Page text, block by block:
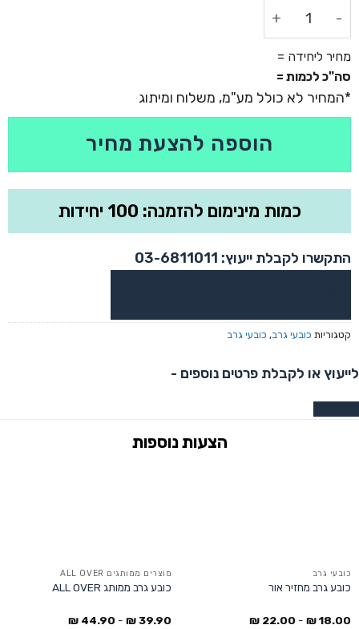
סה"כ לכמות =
מחיר ליחידה =
הוספה להצעת מחיר
כמות מינימום להזמנה: 100 יחידות
התקשרו לקבלת ייעוץ: 03-6811011
קטגוריות כובעי גרב, כובעי גרב
לייעוץ או לקבלת פרטים נוספים -
כובעי גרב
כובע גרב מחזיר אור
18.00
₪
-
22.00
₪
מוצרים ממותגים ALL OVER
כובע גרב ממותג ALL OVER
39.90
₪
-
44.90
₪